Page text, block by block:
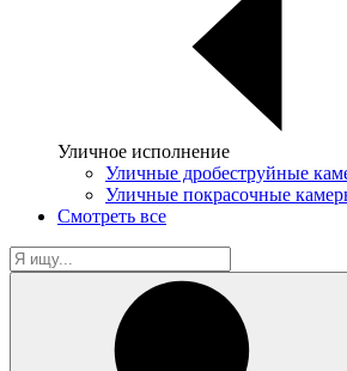
Уличное исполнение
Уличные дробеструйные
Уличные покрасочные
Смотреть все